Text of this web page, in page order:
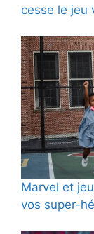
cesse le jeu
Marvel et
vos super-